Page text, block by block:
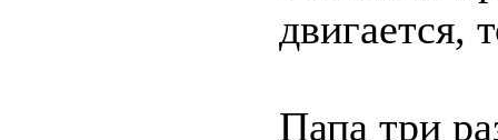
двигается,
Папа три